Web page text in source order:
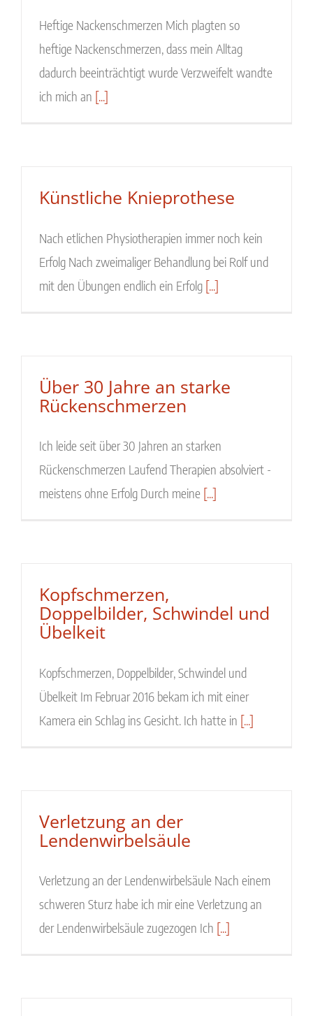
Heftige Nackenschmerzen Mich plagten so
heftige Nackenschmerzen, dass mein Alltag
dadurch beeinträchtigt wurde Verzweifelt wandte
ich mich an [...]
Künstliche Knieprothese
Nach etlichen Physiotherapien immer noch kein
Erfolg Nach zweimaliger Behandlung bei Rolf und
mit den Übungen endlich ein Erfolg [...]
Über 30 Jahre an starke
Rückenschmerzen
Ich leide seit über 30 Jahren an starken
Rückenschmerzen Laufend Therapien absolviert -
meistens ohne Erfolg Durch meine [...]
Kopfschmerzen,
Doppelbilder, Schwindel und
Übelkeit
Kopfschmerzen, Doppelbilder, Schwindel und
Übelkeit Im Februar 2016 bekam ich mit einer
Kamera ein Schlag ins Gesicht. Ich hatte in [...]
Verletzung an der
Lendenwirbelsäule
Verletzung an der Lendenwirbelsäule Nach einem
schweren Sturz habe ich mir eine Verletzung an
der Lendenwirbelsäule zugezogen Ich [...]